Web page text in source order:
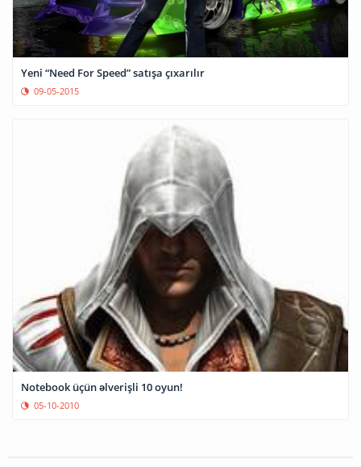
Yeni “Need For Speed” satışa çıxarılır
09-05-2015
Notebook üçün əlverişli 10 oyun!
05-10-2010